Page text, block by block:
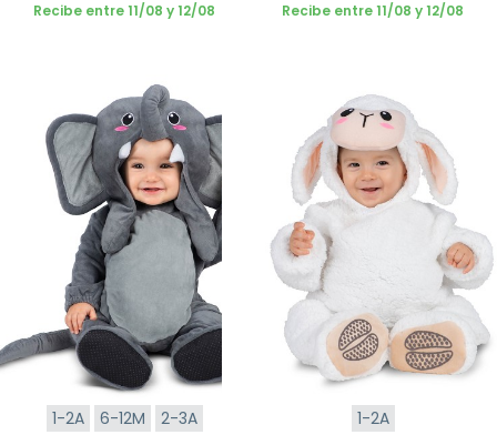
Recibe entre 11/08 y 12/08 Recibe entre 11/08 y 12/08
1-2A 6-12M
2-3A
1-2A